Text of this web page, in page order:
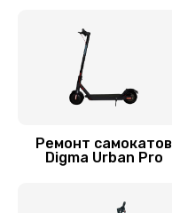
Ремонт самокатов
Digma Urban Pro